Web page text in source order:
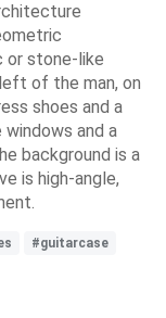
or stone-like
of the man, on
shoes and a
and a
background is a
is high-angle,
#guitarcase